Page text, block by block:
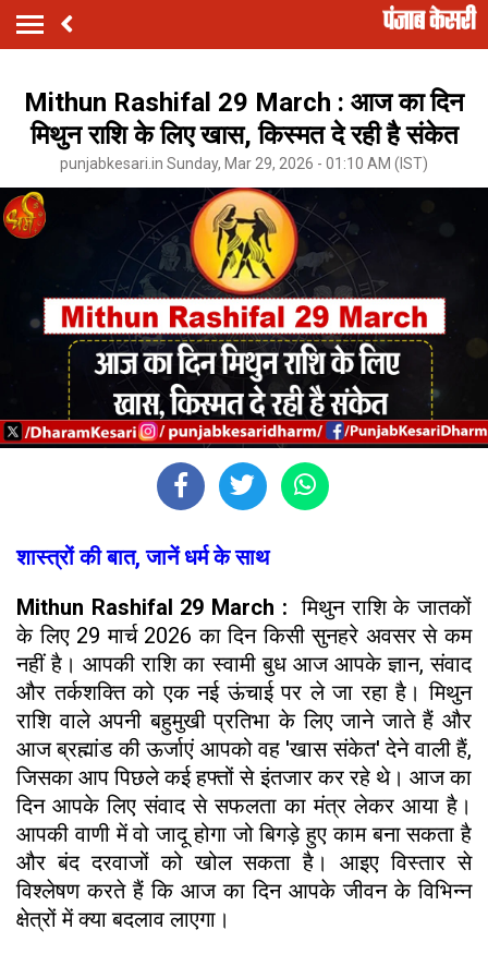
Mithun Rashifal 29 March : आज का दिन
मिथुन राशि के लिए खास, किस्मत दे रही है संकेत
punjabkesari.in Sunday, Mar 29, 2026 - 01:10 AM (IST)
शास्त्रों की बात, जानें धर्म के साथ
Mithun Rashifal 29 March :मिथुन राशि के जातकों
के लिए 29 मार्च 2026 का दिन किसी सुनहरे अवसर से कम
नहीं है। आपकी राशि का स्वामी बुध आज आपके ज्ञान, संवाद
और तर्कशक्ति को एक नई ऊंचाई पर ले जा रहा है। मिथुन
राशि वाले अपनी बहुमुखी प्रतिभा के लिए जाने जाते हैं और
आज ब्रह्मांड की ऊर्जाएं आपको वह 'खास संकेत' देने वाली हैं,
जिसका आप पिछले कई हफ्तों से इंतजार कर रहे थे। आज का
दिन आपके लिए संवाद से सफलता का मंत्र लेकर आया है।
आपकी वाणी में वो जादू होगा जो बिगड़े हुए काम बना सकता है
और बंद दरवाजों को खोल सकता है। आइए विस्तार से
विश्लेषण करते हैं कि आज का दिन आपके जीवन के विभिन्न
क्षेत्रों में क्या बदलाव लाएगा।